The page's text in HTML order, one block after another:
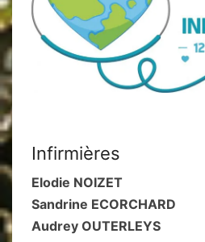
Infirmières
Elodie NOIZET
Sandrine ECORCHARD
Audrey OUTERLEYS